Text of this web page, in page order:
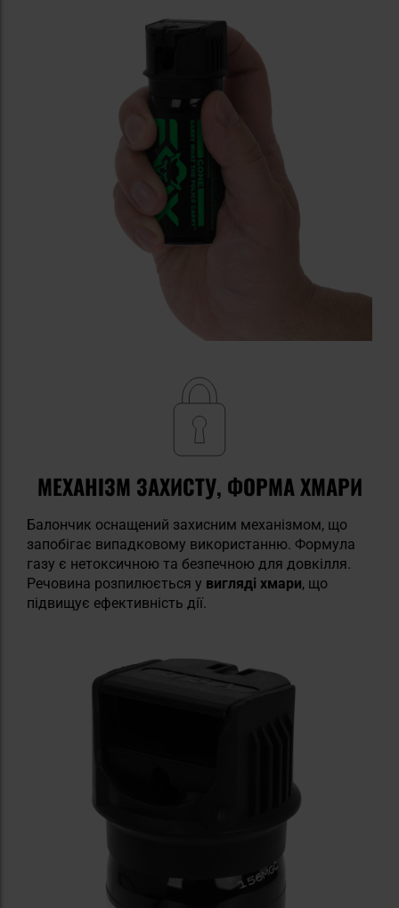
МЕХАНІЗМ ЗАХИСТУ, ФОРМА ХМАРИ
Балончик оснащений захисним механізмом, що
запобігає випадковому використанню. Формула
газу є нетоксичною та безпечною для довкілля.
Речовина розпилюється у вигляді хмари, що
підвищує ефективність дії.